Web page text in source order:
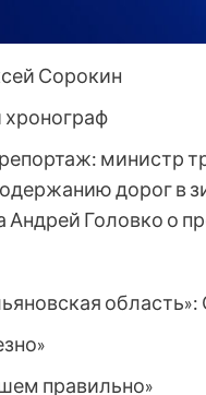
Сорокин
министр
дорог в
Андрей Головко о
правильно»